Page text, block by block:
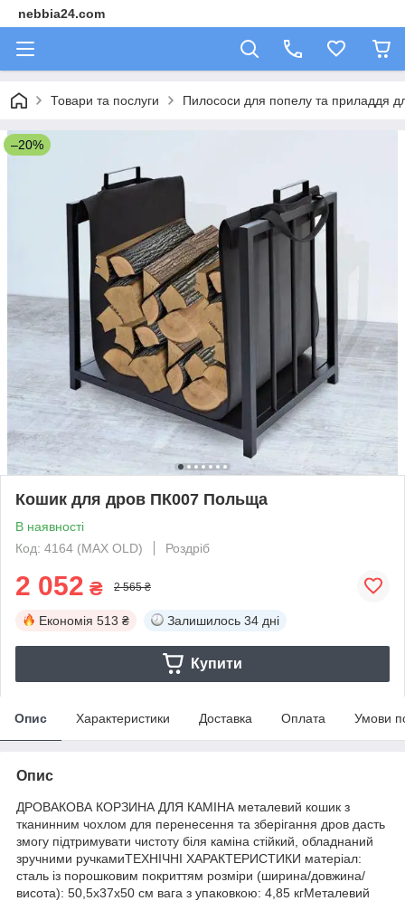
nebbia24.com
Товари та послуги Пилососи для попелу та приладдя
–20%
Кошик для дров ПК007 Польща
В наявності
Код: 4164 (MAX OLD)
Роздріб
2 052 ₴ 2 565 ₴
Економія 513 ₴ Залишилось 34 дні
Купити
Опис Характеристики Доставка Оплата Умови
Опис
ДРОВАКОВА КОРЗИНА ДЛЯ КАМІНА металевий кошик з
тканинним чохлом для перенесення та зберігання дров дасть
змогу підтримувати чистоту біля каміна стійкий, обладнаний
зручними ручкамиТЕХНІЧНІ ХАРАКТЕРИСТИКИ матеріал:
сталь із порошковим покриттям розміри (ширина/довжина/
висота): 50,5х37х50 см вага з упаковкою: 4,85 кгМеталевий